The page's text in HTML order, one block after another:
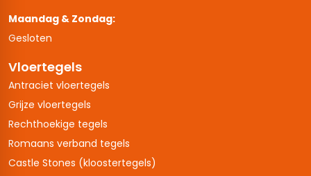
Maandag & Zondag:
Gesloten
Vloertegels
Antraciet vloertegels
Grijze vloertegels
Rechthoekige tegels
Romaans verband tegels
Castle Stones (kloostertegels)